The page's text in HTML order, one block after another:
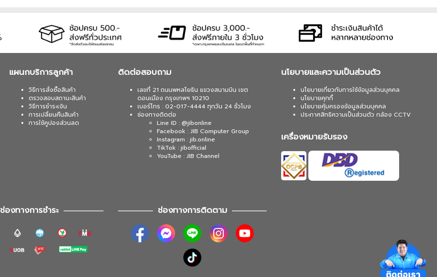
แผนกบริการลูกค้า
วิธีการสั่งซื้อสินค้า
ตรวจสอบสถานะสินค้า
วิธีการชำระเงิน
การเปลี่ยนคืนสินค้า
การใช้คูปองส่วนลด
ติดต่อสอบถาม
เลขที่ 21 ถนนพหลโยธิน แขวงสนามบิน เขต
ดอนเมือง กรุงเทพฯ 10210
เบอร์โทร : 02-017-4444 ทุกวัน 24 ชั่วโมง
ช่องทางติดต่อ
Line ID : @jibonline
Facebook : JIB Computer Group
Instagram : jib.online
TikTok : jibofficial
YouTube : JIB Channel
นโยบายและความเป็นส่วนตัว
นโยบายเกี่ยวกับการใช้ข้อมูลส่วนบุคคล
นโยบายคุกกี้
นโยบายคุ้มครองข้อมูลส่วนบุคคล
ประกาศสิทธิความเป็นส่วนตัว กล้อง CCTV
เครื่องหมายรับรอง
ช่องทางการชำระ ช่องทางการติดตาม